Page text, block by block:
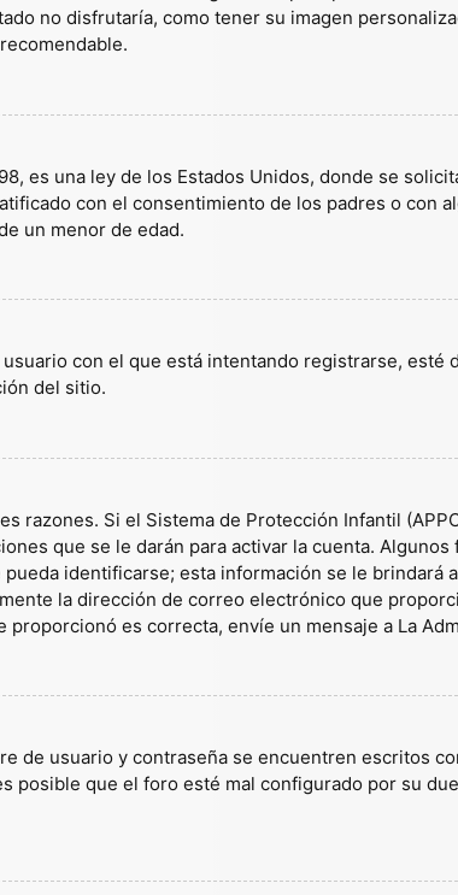
no disfrutaría, como tener su imagen
es una ley de los Estados Unidos, donde se
con el consentimiento de los padres o con
un menor de edad.
con el que está intentando registrarse, esté
del sitio.
Si el Sistema de Protección Infantil
que se le darán para activar la cuenta.
identificarse; esta información se le brindará
la dirección de correo electrónico que
es correcta, envíe un mensaje a La
de usuario y contraseña se encuentren escritos
posible que el foro esté mal configurado por su